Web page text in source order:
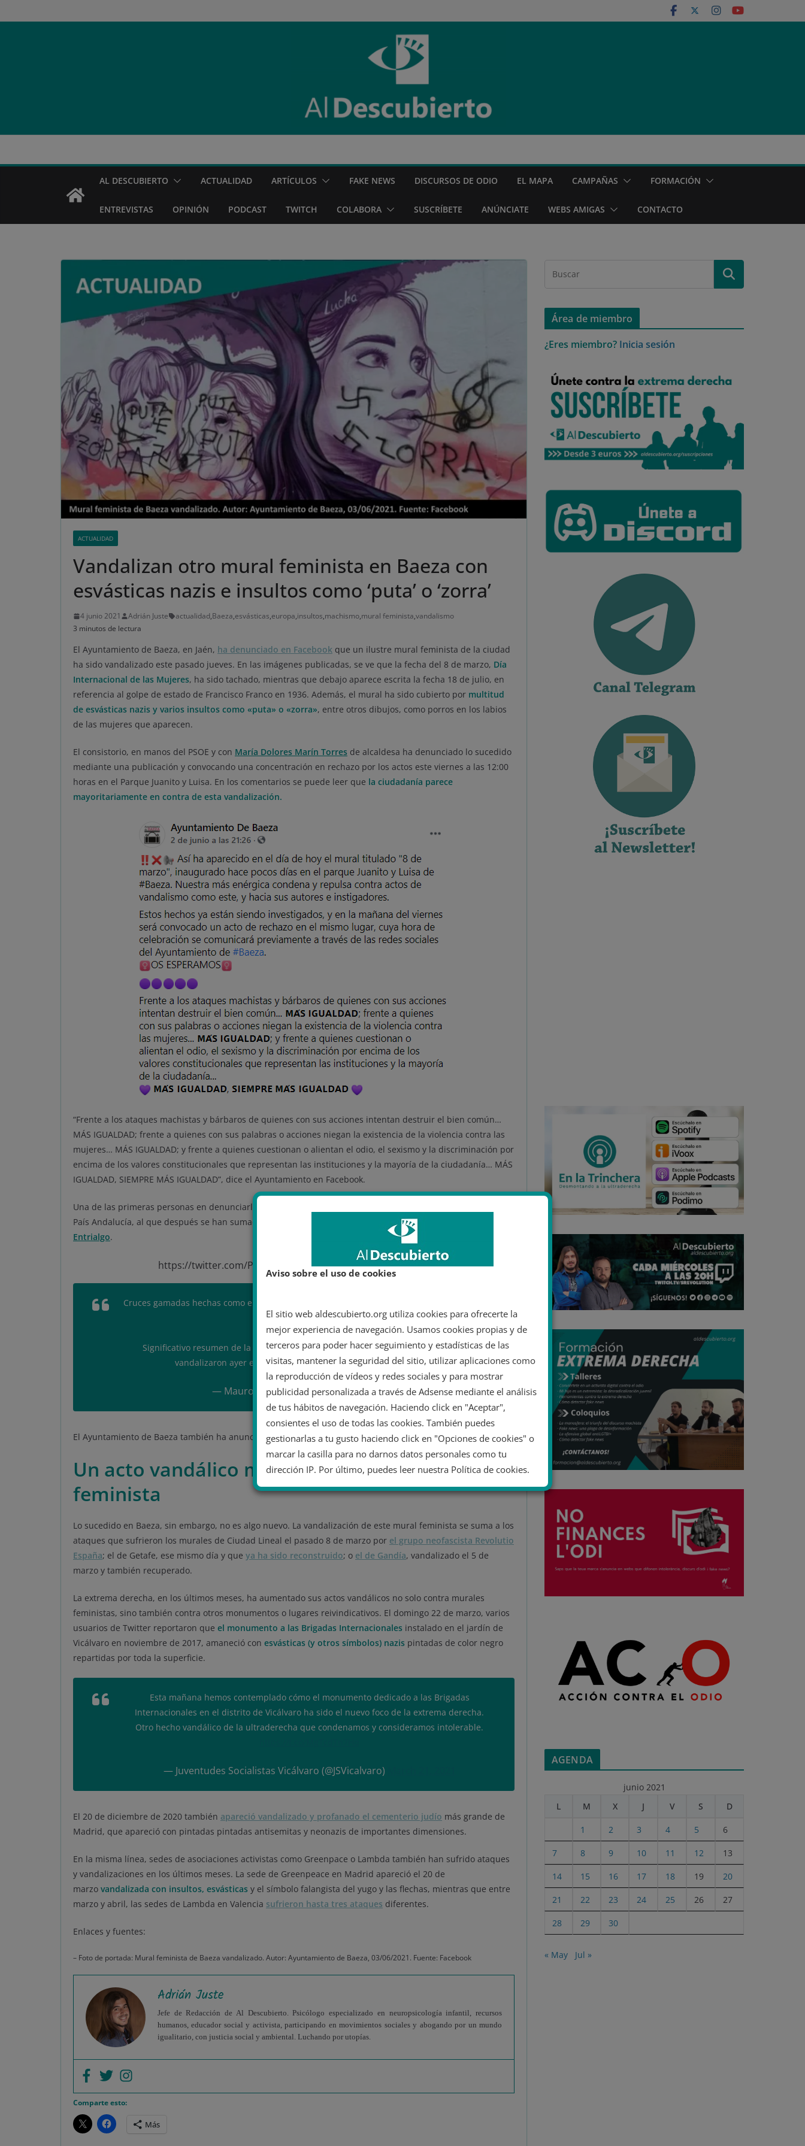
al
AL DESCUBIERTO ACTUALIDAD ARTÍCULOS FAKE NEWS DISCURSOS DE ODIO EL MAPA CAMPAÑAS FORMACIÓN
ENTREVISTAS OPINIÓN PODCAST TWITCH COLABORA SUSCRÍBETE ANÚNCIATE WEBS AMIGAS CONTACTO
ACTUALIDAD
Vandalizan otro mural feminista en Baeza con
esvásticas nazis e insultos como ‘puta’ o ‘zorra’
4 junio 2021 Adrián Juste actualidad,Baeza,esvásticas,europa,insultos,machismo,mural feminista,vandalismo
3 minutos de lectura
El Ayuntamiento de Baeza, en Jaén, ha denunciado en Facebook que un ilustre mural feminista de la ciudad
ha sido vandalizado este pasado jueves. En las imágenes publicadas, se ve que la fecha del 8 de marzo, Día
Internacional de las Mujeres, ha sido tachado, mientras que debajo aparece escrita la fecha 18 de julio, en
referencia al golpe de estado de Francisco Franco en 1936. Además, el mural ha sido cubierto por multitud
de esvásticas nazis y varios insultos como «puta» o «zorra», entre otros dibujos, como porros en los labios
de las mujeres que aparecen.
El consistorio, en manos del PSOE y con María Dolores Marín Torres de alcaldesa ha denunciado lo sucedido
mediante una publicación y convocando una concentración en rechazo por los actos este viernes a las 12:00
horas en el Parque Juanito y Luisa. En los comentarios se puede leer que la ciudadanía parece
mayoritariamente en contra de esta vandalización.
“Frente a los ataques machistas y bárbaros de quienes con sus acciones intentan destruir el bien común…
MÁS IGUALDAD; frente a quienes con sus palabras o acciones niegan la existencia de la violencia contra las
mujeres… MÁS IGUALDAD; y frente a quienes cuestionan o alientan el odio, el sexismo y la discriminación por
encima de los valores constitucionales que representan las instituciones y la mayoría de la ciudadanía… MÁS
IGUALDAD, SIEMPRE MÁS IGUALDAD”, dice el Ayuntamiento en Facebook.
Una de las primeras personas en denunciarlo ha sido
País Andalucía, al que después se han sumado diferentes personalidades, como el ilustrador
Entrialgo.
https://twitter.com/PedroVeB/status/1400338548293787648
Cruces gamadas hechas como el culo, un porro muy grande y llamar putas y zorras al mayor
número de mujeres posible.
Significativo resumen de la ideología ultracacerola en las pintadas de los nazis que
vandalizaron ayer este mural de Baeza.pic.twitter.com/ivQB2ivLUX
— Mauro Entrialgo (@Tyrexito)June 3, 2021
El Ayuntamiento de Baeza también ha anunciado que los hechos ya están siendo investigados por la policía.
Un acto vandálico más contra un mural
feminista
Lo sucedido en Baeza, sin embargo, no es algo nuevo. La vandalización de este mural feminista se suma a los
ataques que sufrieron los murales de Ciudad Lineal el pasado 8 de marzo por el grupo neofascista Revolutio
España; el de Getafe, ese mismo día y que ya ha sido reconstruido; o el de Gandía, vandalizado el 5 de
marzo y también recuperado.
La extrema derecha, en los últimos meses, ha aumentado sus actos vandálicos no solo contra murales
feministas, sino también contra otros monumentos o lugares reivindicativos. El domingo 22 de marzo, varios
usuarios de Twitter reportaron que el monumento a las Brigadas Internacionales instalado en el jardín de
Vicálvaro en noviembre de 2017, amaneció con esvásticas (y otros símbolos) nazis pintadas de color negro
repartidas por toda la superficie.
Esta mañana hemos contemplado cómo el monumento dedicado a las Brigadas
Internacionales en el distrito de Vicálvaro ha sido el nuevo foco de la extrema derecha.
Otro hecho vandálico de la ultraderecha que condenamos y consideramos intolerable.
— Juventudes Socialistas Vicálvaro (@JSVicalvaro)
El 20 de diciembre de 2020 también apareció vandalizado y profanado el cementerio judío más grande de
Madrid, que apareció con pintadas pintadas antisemitas y neonazis de importantes dimensiones.
En la misma línea, sedes de asociaciones activistas como Greenpace o Lambda también han sufrido ataques
y vandalizaciones en los últimos meses. La sede de Greenpeace en Madrid apareció el 20 de
marzo vandalizada con insultos, esvásticas y el símbolo falangista del yugo y las flechas, mientras que entre
marzo y abril, las sedes de Lambda en Valencia sufrieron hasta tres ataques diferentes.
Enlaces y fuentes:
– Foto de portada: Mural feminista de Baeza vandalizado. Autor: Ayuntamiento de Baeza, 03/06/2021. Fuente: Facebook
Adrián Juste
Jefe de Redacción de Al Descubierto. Psicólogo especializado en neuropsicología infantil, recursos
humanos, educador social y activista, participando en movimientos sociales y abogando por un mundo
igualitario, con justicia social y ambiental. Luchando por utopías.
Comparte esto:
Más
Área de miembro
¿Eres miembro? Inicia sesión
AGENDA
junio 2021
L
M X J V S D
1 2 3 4 5 6
7 8 9 10 11 12 13
14 15 16 17 18 19 20
21 22 23 24 25 26 27
28 29 30
« May Jul »
Aviso sobre el uso de cookies
El sitio web aldescubierto.org utiliza cookies para ofrecerte la
mejor experiencia de navegación. Usamos cookies propias y de
terceros para poder hacer seguimiento y estadísticas de las
visitas, mantener la seguridad del sitio, utilizar aplicaciones como
la reproducción de vídeos y redes sociales y para mostrar
publicidad personalizada a través de Adsense mediante el análisis
de tus hábitos de navegación. Haciendo click en "Aceptar",
consientes el uso de todas las cookies. También puedes
gestionarlas a tu gusto haciendo click en "Opciones de cookies" o
marcar la casilla para no darnos datos personales como tu
dirección IP. Por último, puedes leer nuestra Política de cookies.
.
Opciones de cookies Aceptar cookies